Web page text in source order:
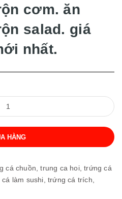
cơm. ăn
salad. giá
nhất.
HÀNG
cá chuồn,trung ca hoi,trứng cá
làm sushi, trứng cá trích,